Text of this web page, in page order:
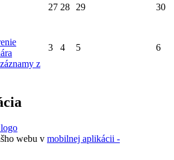
27 28 29 30
z
3 4 5 6
webu v mobilnej aplikácii -